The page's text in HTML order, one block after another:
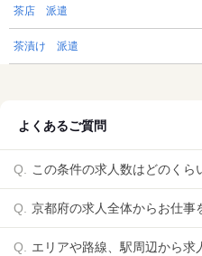
茶店 派遣
茶漬け 派遣
よくあるご質問
この条件の求人数はどのくら
京都府の求人全体からお仕事
エリアや路線、駅周辺から求